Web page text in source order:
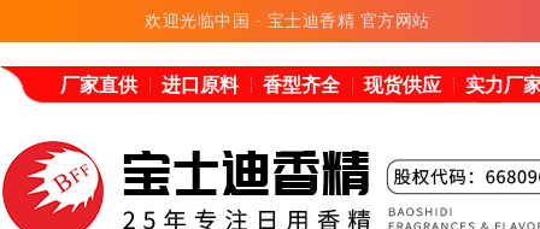
欢迎光临中国 · 宝士迪香精 官方网站
厂家直供 进口原料 香型齐全 现货供应 实力厂